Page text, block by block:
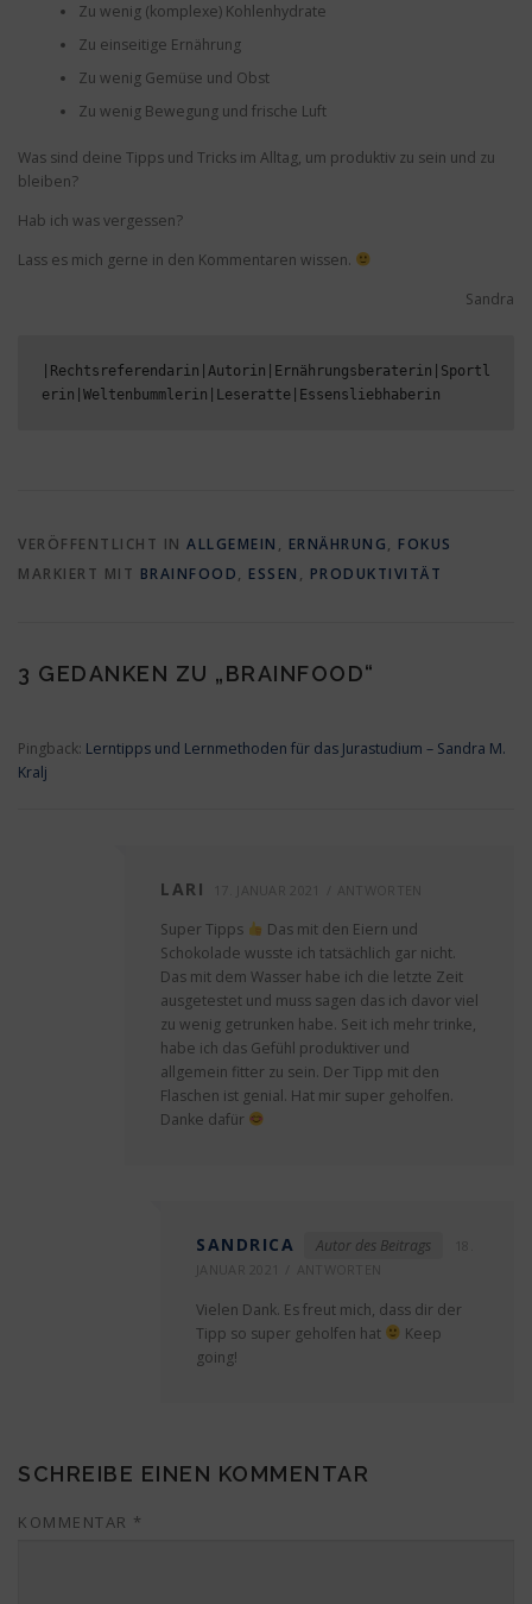
Zu wenig (komplexe) Kohlenhydrate
Zu einseitige Ernährung
Zu wenig Gemüse und Obst
Zu wenig Bewegung und frische Luft
Was sind deine Tipps und Tricks im Alltag, um produktiv zu sein und zu
bleiben?
Hab ich was vergessen?
Lass es mich gerne in den Kommentaren wissen.
Sandra
|Rechtsreferendarin|Autorin|Ernährungsberaterin|Sportl
erin|Weltenbummlerin|Leseratte|Essensliebhaberin
VERÖFFENTLICHT IN ALLGEMEIN , ERNÄHRUNG, FOKUS
MARKIERT MIT BRAINFOOD, ESSEN , PRODUKTIVITÄT
3 GEDANKEN ZU „BRAINFOOD“
Pingback: Lerntipps und Lernmethoden für das Jurastudium – Sandra M.
Kralj
LARI
Super Tipps
Das mit den Eiern und
Schokolade wusste ich tatsächlich gar nicht.
Das mit dem Wasser habe ich die letzte Zeit
ausgetestet und muss sagen das ich davor viel
zu wenig getrunken habe. Seit ich mehr trinke,
habe ich das Gefühl produktiver und
allgemein fitter zu sein. Der Tipp mit den
Flaschen ist genial. Hat mir super geholfen.
Danke dafür
SANDRICA Autor des Beitrags
Vielen Dank. Es freut mich, dass dir der
Tipp so super geholfen hat
Keep
going!
SCHREIBE EINEN KOMMENTAR
KOMMENTAR *